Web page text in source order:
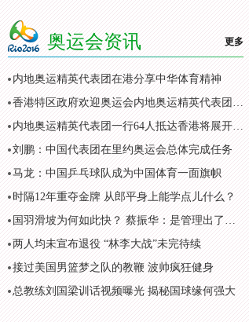
奥运会资讯 更多
内地奥运精英代表团在港分享中华体育精神
香港特区政府欢迎奥运会内地奥运精英代表团访港
内地奥运精英代表团一行64人抵达香港将展开访问
刘鹏：中国代表团在里约奥运会总体完成任务
马龙：中国乒乓球队成为中国体育一面旗帜
时隔12年重夺金牌 从郎平身上能学点儿什么？
国羽滑坡为何如此快？ 蔡振华：是管理出了问题
两人均未宣布退役 “林李大战”未完待续
接过美国男篮梦之队的教鞭 波帅疯狂健身
总教练刘国梁训话视频曝光 揭秘国球缘何强大